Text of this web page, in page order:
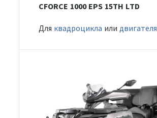
CFORCE 1000 EPS 15TH LTD
Для квадроцикла или двигателя